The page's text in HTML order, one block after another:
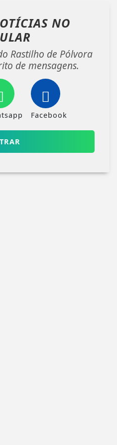
NO
Rastilho de Pólvora
de mensagens.
Facebook